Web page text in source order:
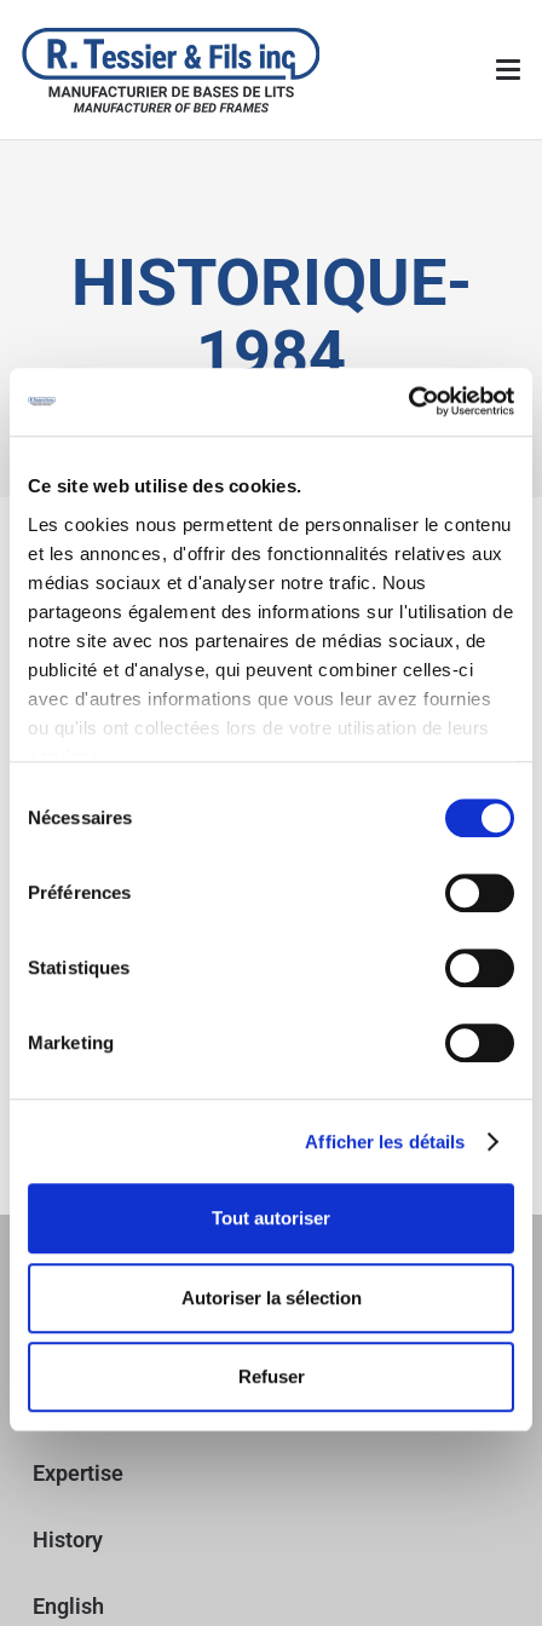
Ce site web utilise des cookies.
Les cookies nous permettent de personnaliser le contenu
et les annonces, d'offrir des fonctionnalités relatives aux
médias sociaux et d'analyser notre trafic. Nous
partageons également des informations sur l'utilisation de
notre site avec nos partenaires de médias sociaux, de
publicité et d'analyse, qui peuvent combiner celles-ci
avec d'autres informations que vous leur avez fournies
ou qu'ils ont collectées lors de votre utilisation de leurs
Nécessaires
Préférences
Statistiques
Marketing
Afficher les détails
Tout autoriser
Autoriser la sélection
Refuser
HISTORIQUE-
1984
Bed Frames
Expertise
History
English